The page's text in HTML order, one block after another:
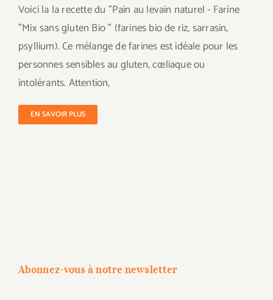
Voici la la recette du "Pain au levain naturel - Farine
"Mix sans gluten Bio " (farines bio de riz, sarrasin,
psyllium). Ce mélange de farines est idéale pour les
personnes sensibles au gluten, cœliaque ou
intolérants. Attention,
EN SAVOIR PLUS
Abonnez-vous à notre newsletter